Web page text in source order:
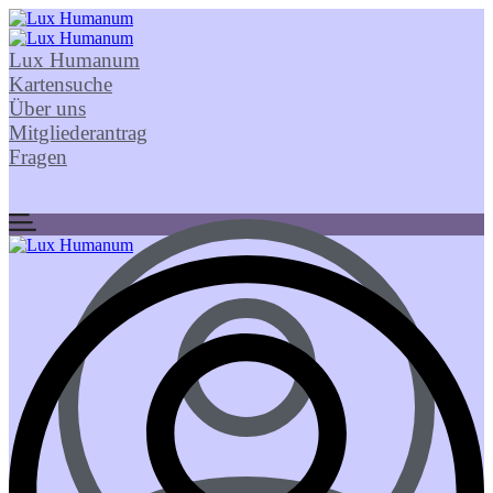
Lux Humanum
Kartensuche
Über uns
Mitgliederantrag
Fragen